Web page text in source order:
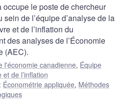
occupe le poste de chercheur
sein de l’équipe d’analyse de la
et de l’inflation du
des analyses de l’Économie
(AEC).
l'économie canadienne, Équipe
de l’inflation
: Économétrie appliquée, Méthodes